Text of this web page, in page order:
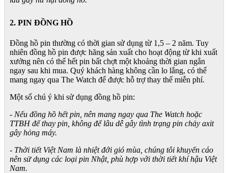
2. PIN ĐỒNG HỒ
Đồng hồ pin thường có thời gian sử dụng từ 1,5 – 2 năm. Tuy
nhiên đồng hồ pin được hãng sản xuất cho hoạt động từ khi xuất
xưởng nên có thể hết pin bất chợt một khoảng thời gian ngắn
ngay sau khi mua. Quý khách hàng không cần lo lắng, có thể
mang ngay qua The Watch để được hỗ trợ thay thế miễn phí.
Một số chú ý khi sử dụng đồng hồ pin:
- Nếu đồng hồ hết pin, nên mang ngay qua The Watch hoặc
TTBH để thay pin, không để lâu dễ gây tình trạng pin chảy axit
gây hỏng máy.
- Thời tiết Việt Nam là nhiệt đới gió mùa, chúng tôi khuyến cáo
nên sử dụng các loại pin Nhật, phù hợp với thời tiết khí hậu Việt
Nam.